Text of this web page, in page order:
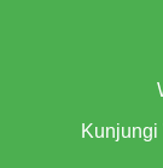
Kunjungi